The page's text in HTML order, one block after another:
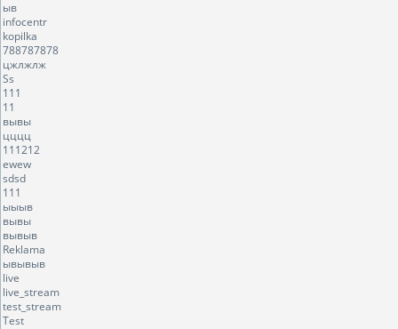
ыв
infocentr
kopilka
788787878
цжлжлж
Ss
111
11
вывы
цццц
111212
ewew
sdsd
111
ыыыв
вывы
вывыв
Reklama
ывывыв
live
live_stream
test_stream
Test